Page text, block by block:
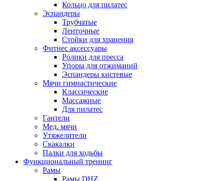
Кольцо для пилатес
Эспандеры
Трубчатые
Ленточные
Стойки для хранения
Фитнес аксессуары
Ролики для пресса
Упоры для отжиманий
Эспандеры кистевые
Мячи гимнастические
Классические
Массажные
Для пилатес
Гантели
Мед. мячи
Утяжелители
Скакалки
Палки для ходьбы
Функциональный тренинг
Рамы
Рамы DHZ